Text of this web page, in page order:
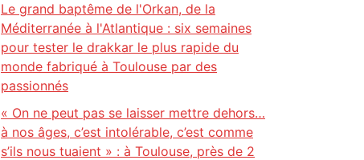
Le grand baptême de l'Orkan, de la
Méditerranée à l'Atlantique : six semaines
pour tester le drakkar le plus rapide du
monde fabriqué à Toulouse par des
passionnés
« On ne peut pas se laisser mettre dehors…
à nos âges, c’est intolérable, c’est comme
s’ils nous tuaient » : à Toulouse, près de 2